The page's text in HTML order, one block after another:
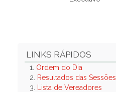
LINKS RÁPIDOS
1. Ordem do Dia
2.
Resultados das Sessões
3.
Lista de Vereadores